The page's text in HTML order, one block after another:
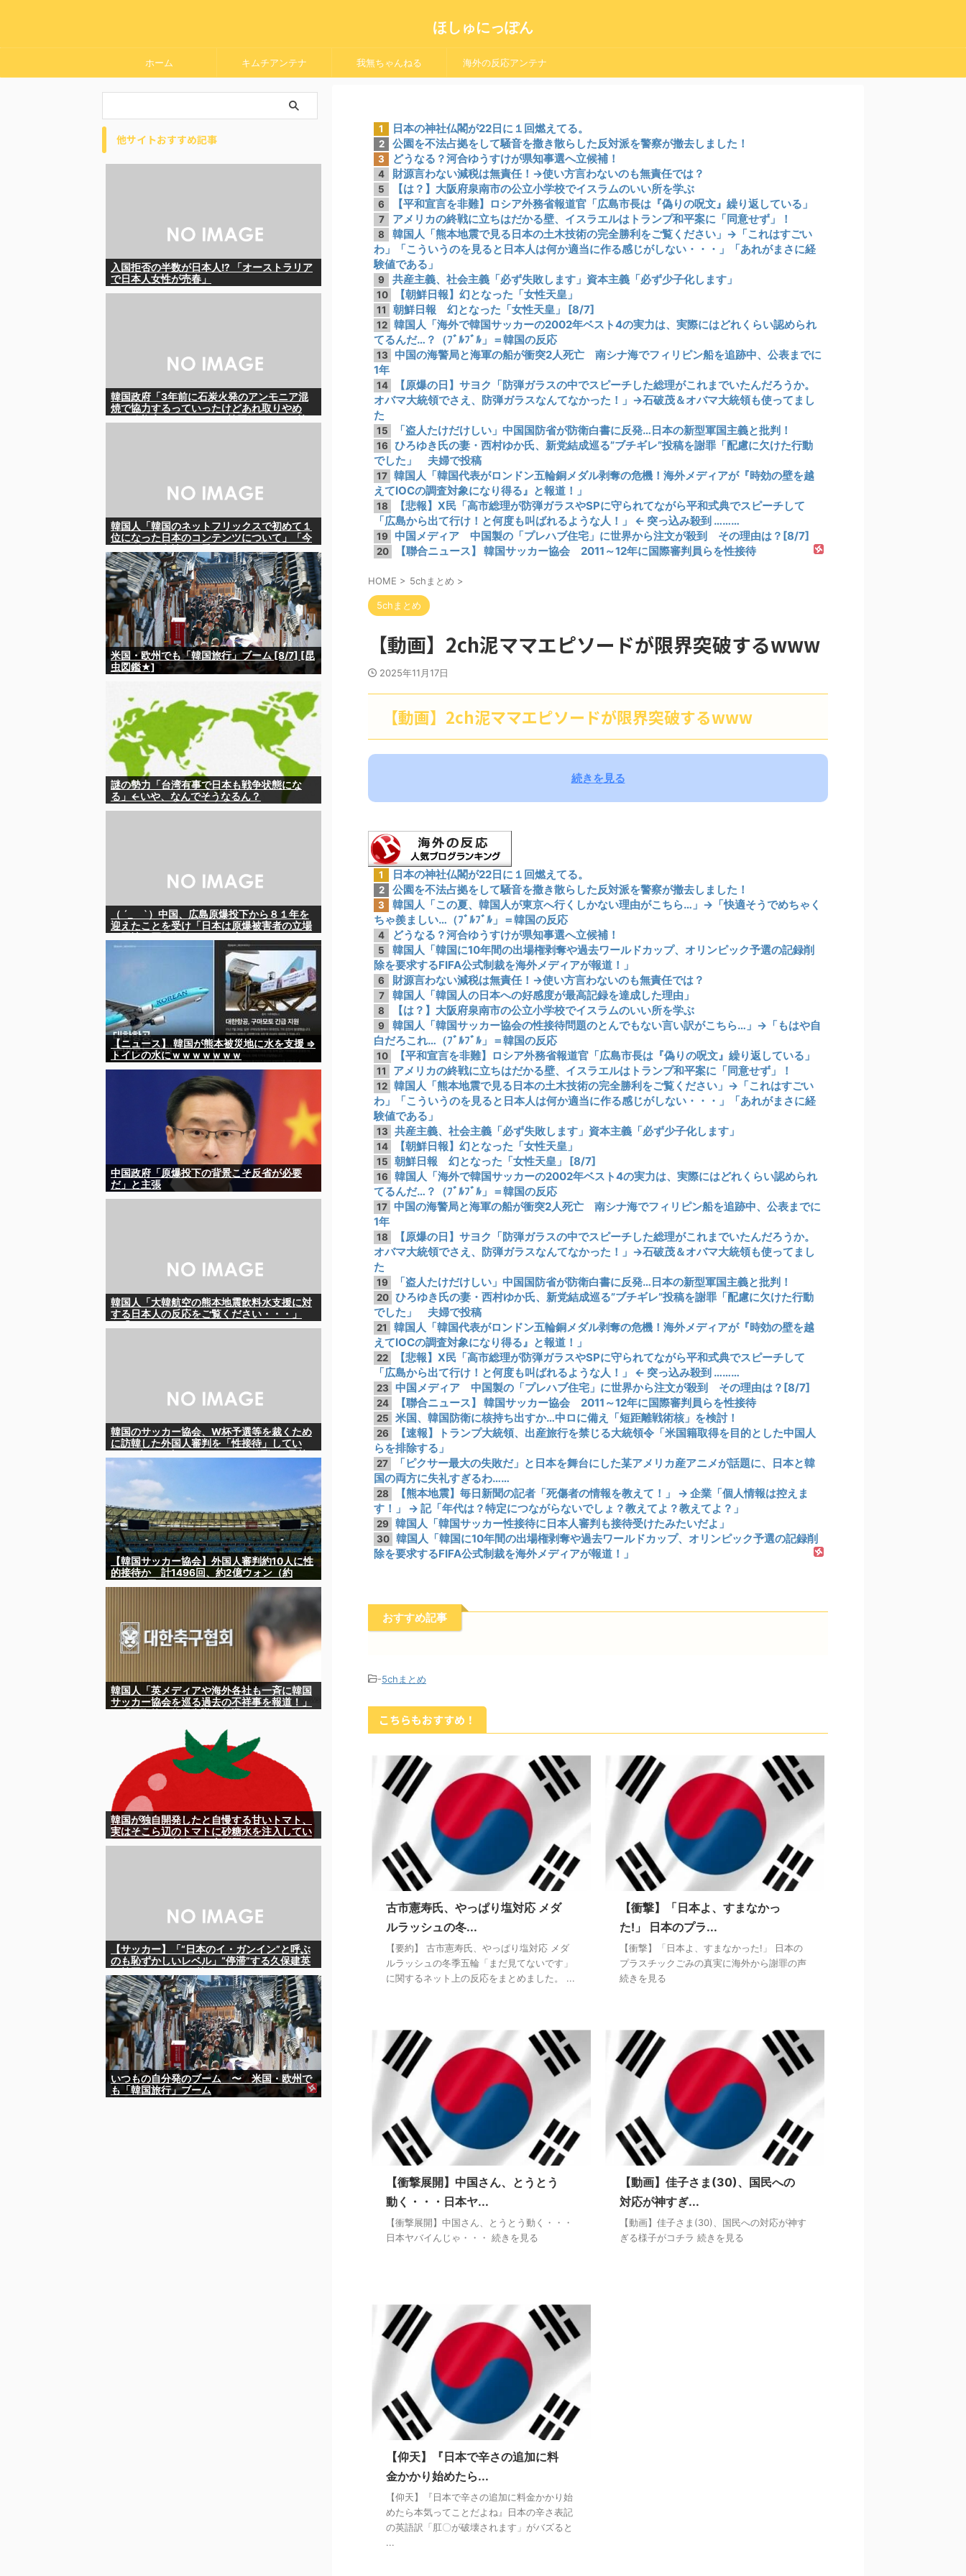
ほしゅにっぽん
ホーム キムチアンテナ 我無ちゃんねる 海外の反応アンテナ
1 日本の神社仏閣が22日に１回燃えてる。
2 公園を不法占拠をして騒音を撒き散らした反対派を警察が撤去しました！
3 どうなる？河合ゆうすけが県知事選へ立候補！
4 財源言わない減税は無責任！→使い方言わないのも無責任では？
5 【は？】大阪府泉南市の公立小学校でイスラムのいい所を学ぶ
6 【平和宣言を非難】ロシア外務省報道官「広島市長は『偽りの呪文』繰り返している」
7 アメリカの終戦に立ちはだかる壁、イスラエルはトランプ和平案に「同意せず」！
8
韓国人「熊本地震で見る日本の土木技術の完全勝利をご覧ください」→「これはすごい
わ」「こういうのを見ると日本人は何か適当に作る感じがしない・・・」「あれがまさに経
験値である」
9 共産主義、社会主義「必ず失敗します」資本主義「必ず少子化します」
10 【朝鮮日報】幻となった「女性天皇」
11 朝鮮日報 幻となった「女性天皇」 [8/7]
12 韓国人「海外で韓国サッカーの2002年ベスト4の実力は、実際にはどれくらい認められ
てるんだ…？（ﾌﾞﾙﾌﾞﾙ」＝韓国の反応
13
中国の海警局と海軍の船が衝突2人死亡 南シナ海でフィリピン船を追跡中、公表までに
1年
14
【原爆の日】サヨク「防弾ガラスの中でスピーチした総理がこれまでいたんだろうか。
オバマ大統領でさえ、防弾ガラスなんてなかった！」→石破茂＆オバマ大統領も使ってまし
た
15 「盗人たけだけしい」中国国防省が防衛白書に反発…日本の新型軍国主義と批判！
16
ひろゆき氏の妻・西村ゆか氏、新党結成巡る”ブチギレ”投稿を謝罪「配慮に欠けた行動
でした」 夫婦で投稿
17 韓国人「韓国代表がロンドン五輪銅メダル剥奪の危機！海外メディアが『時効の壁を越
えてIOCの調査対象になり得る』と報道！」
18
【悲報】X民「高市総理が防弾ガラスやSPに守られてながら平和式典でスピーチして
「広島から出て行け！と何度も叫ばれるような人！」 ← 突っ込み殺到 ………
19 中国メディア 中国製の「プレハブ住宅」に世界から注文が殺到 その理由は？[8/7]
20 【聯合ニュース】 韓国サッカー協会 2011～12年に国際審判員らを性接待
HOME > 5chまとめ >
5chまとめ
【動画】2ch泥ママエピソードが限界突破するwww
2025年11月17日
【動画】2ch泥ママエピソードが限界突破するwww
続きを見る
1 日本の神社仏閣が22日に１回燃えてる。
2 公園を不法占拠をして騒音を撒き散らした反対派を警察が撤去しました！
3
韓国人「この夏、韓国人が東京へ行くしかない理由がこちら…」→「快適そうでめちゃく
ちゃ羨ましい…（ﾌﾞﾙﾌﾞﾙ」＝韓国の反応
4 どうなる？河合ゆうすけが県知事選へ立候補！
5
韓国人「韓国に10年間の出場権剥奪や過去ワールドカップ、オリンピック予選の記録削
除を要求するFIFA公式制裁を海外メディアが報道！」
6 財源言わない減税は無責任！→使い方言わないのも無責任では？
7 韓国人「韓国人の日本への好感度が最高記録を達成した理由」
8 【は？】大阪府泉南市の公立小学校でイスラムのいい所を学ぶ
9
韓国人「韓国サッカー協会の性接待問題のとんでもない言い訳がこちら…」→「もはや自
白だろこれ…（ﾌﾞﾙﾌﾞﾙ」＝韓国の反応
10 【平和宣言を非難】ロシア外務省報道官「広島市長は『偽りの呪文』繰り返している」
11 アメリカの終戦に立ちはだかる壁、イスラエルはトランプ和平案に「同意せず」！
12 韓国人「熊本地震で見る日本の土木技術の完全勝利をご覧ください」→「これはすごい
わ」「こういうのを見ると日本人は何か適当に作る感じがしない・・・」「あれがまさに経
験値である」
13 共産主義、社会主義「必ず失敗します」資本主義「必ず少子化します」
14 【朝鮮日報】幻となった「女性天皇」
15 朝鮮日報 幻となった「女性天皇」 [8/7]
16
韓国人「海外で韓国サッカーの2002年ベスト4の実力は、実際にはどれくらい認められ
てるんだ…？（ﾌﾞﾙﾌﾞﾙ」＝韓国の反応
17 中国の海警局と海軍の船が衝突2人死亡 南シナ海でフィリピン船を追跡中、公表までに
1年
18
【原爆の日】サヨク「防弾ガラスの中でスピーチした総理がこれまでいたんだろうか。
オバマ大統領でさえ、防弾ガラスなんてなかった！」→石破茂＆オバマ大統領も使ってまし
た
19 「盗人たけだけしい」中国国防省が防衛白書に反発…日本の新型軍国主義と批判！
20 ひろゆき氏の妻・西村ゆか氏、新党結成巡る”ブチギレ”投稿を謝罪「配慮に欠けた行動
でした」 夫婦で投稿
21
韓国人「韓国代表がロンドン五輪銅メダル剥奪の危機！海外メディアが『時効の壁を越
えてIOCの調査対象になり得る』と報道！」
22
【悲報】X民「高市総理が防弾ガラスやSPに守られてながら平和式典でスピーチして
「広島から出て行け！と何度も叫ばれるような人！」 ← 突っ込み殺到 ………
23 中国メディア 中国製の「プレハブ住宅」に世界から注文が殺到 その理由は？[8/7]
24 【聯合ニュース】 韓国サッカー協会 2011～12年に国際審判員らを性接待
25 米国、韓国防衛に核持ち出すか…中ロに備え「短距離戦術核」を検討！
26
【速報】トランプ大統領、出産旅行を禁じる大統領令「米国籍取得を目的とした中国人
らを排除する」
27
「ピクサー最大の失敗だ」と日本を舞台にした某アメリカ産アニメが話題に、日本と韓
国の両方に失礼すぎるわ……
28
【熊本地震】毎日新聞の記者「死傷者の情報を教えて！」 → 企業「個人情報は控えま
す！」 → 記「年代は？特定につながらないでしょ？教えてよ？教えてよ？」
29 韓国人「韓国サッカー性接待に日本人審判も接待受けたみたいだよ」
30 韓国人「韓国に10年間の出場権剥奪や過去ワールドカップ、オリンピック予選の記録削
除を要求するFIFA公式制裁を海外メディアが報道！」
おすすめ記事
-5chまとめ
こちらもおすすめ！
古市憲寿氏、やっぱり塩対応 メダ
ルラッシュの冬...
【要約】 古市憲寿氏、やっぱり塩対応 メダ
ルラッシュの冬季五輪「まだ見てないです」
に関するネット上の反応をまとめました。 ...
【衝撃】「日本よ、すまなかっ
た!」 日本のプラ...
【衝撃】「日本よ、すまなかった!」 日本の
プラスチックごみの真実に海外から謝罪の声
続きを見る
【衝撃展開】中国さん、とうとう
動く・・・日本ヤ...
【衝撃展開】中国さん、とうとう動く・・・
日本ヤバイんじゃ・・・ 続きを見る
【動画】佳子さま(30)、国民への
対応が神すぎ...
【動画】佳子さま(30)、国民への対応が神す
ぎる様子がコチラ 続きを見る
【仰天】『日本で辛さの追加に料
金かかり始めたら...
【仰天】『日本で辛さの追加に料金かかり始
めたら本気ってことだよね』日本の辛さ表記
の英語訳「肛〇が破壊されます」がバズると
...
他サイトおすすめ記事
入国拒否の半数が日本人!? 「オーストラリア
で日本人女性が売春」
韓国政府「3年前に石炭火発のアンモニア混
焼で協力するっていったけどあれ取りやめ
韓国人「韓国のネットフリックスで初めて１
位になった日本のコンテンツについて」「今
米国・欧州でも「韓国旅行」ブーム [8/7] [昆
虫図鑑★]
謎の勢力「台湾有事で日本も戦争状態にな
る」←いや、なんでそうなるん？
（ ´_ゝ`）中国、広島原爆投下から８１年を
迎えたことを受け「日本は原爆被害者の立場
【ニュース】 韓国が熊本被災地に水を支援 ⇒
トイレの水にｗｗｗｗｗｗｗ
中国政府「原爆投下の背景こそ反省が必要
だ」と主張
韓国人「大韓航空の熊本地震飲料水支援に対
する日本人の反応をご覧ください・・・」
韓国のサッカー協会、W杯予選等を裁くため
に訪韓した外国人審判を「性接待」してい
を持ってりゃそうなるわな
【韓国サッカー協会】外国人審判約10人に性
的接待か 計1496回、約2億ウォン（約
韓国人「英メディアや海外各社も一斉に韓国
サッカー協会を巡る過去の不祥事を報道！」
韓国が独自開発したと自慢する甘いトマト、
実はそこら辺のトマトに砂糖水を注入してい
【サッカー】「“日本のイ・ガンイン”と呼ぶ
のも恥ずかしいレベル」“停滞”する久保建英
いつもの自分発のブーム 〜 米国・欧州で
も「韓国旅行」ブーム